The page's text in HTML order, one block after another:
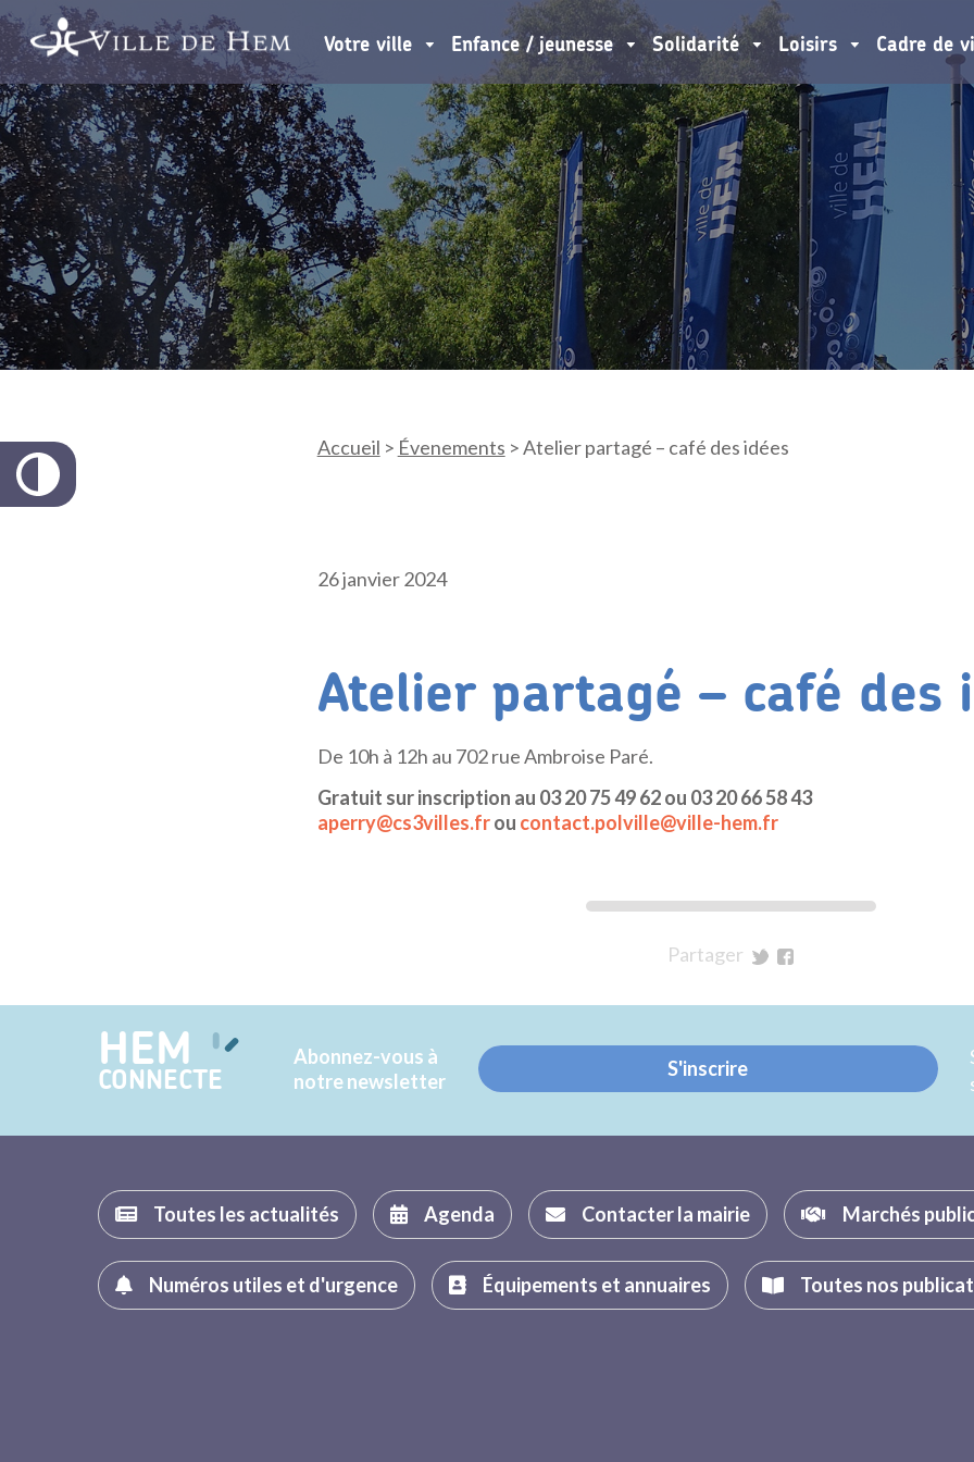
Votre ville Enfance / jeunesse Solidarité Loisirs Cadre de
Accueil > Évenements >Atelier partagé – café des idées
26 janvier 2024
Atelier partagé – café des
De 10h à 12h au 702 rue Ambroise Paré.
Gratuit sur inscription au 03 20 75 49 62 ou 03 20 66 58 43
aperry@cs3villes.frou contact.polville@ville-hem.fr
Partager
Twitter
Facebook
HEM
CONNECTE
Abonnez-vous à
notre newsletter
S'inscrire
Toutes les actualités Agenda Contacter la mairie Marchés
Numéros utiles et d'urgence Équipements et annuaires Toutes nos